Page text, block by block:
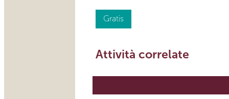
Gratis
Attività correlate